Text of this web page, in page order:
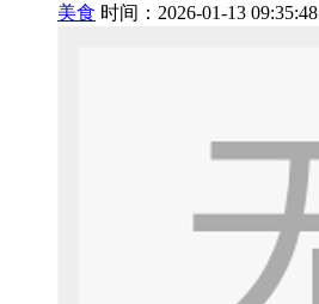
美食 时间：2026-01-13 09:35:48